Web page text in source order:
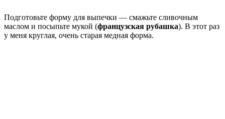
Подготовьте форму для выпечки — смажьте сливочным
маслом и посыпьте мукой (французская рубашка). В этот раз
у меня круглая, очень старая медная форма.